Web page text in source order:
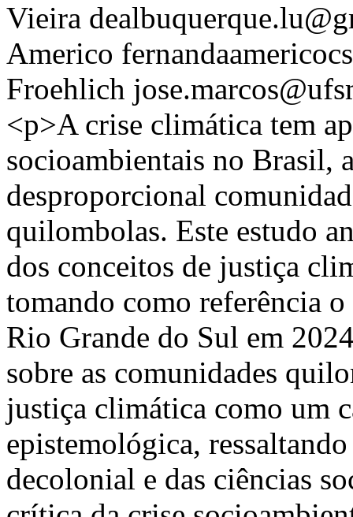
Vieira
Americo
Froehlich
<p>A crise climática tem
socioambientais no Brasil,
desproporcional
quilombolas. Este estudo
dos conceitos de justiça
tomando como referência
Rio Grande do Sul em
sobre as comunidades
justiça climática como um
epistemológica,
decolonial e das ciências